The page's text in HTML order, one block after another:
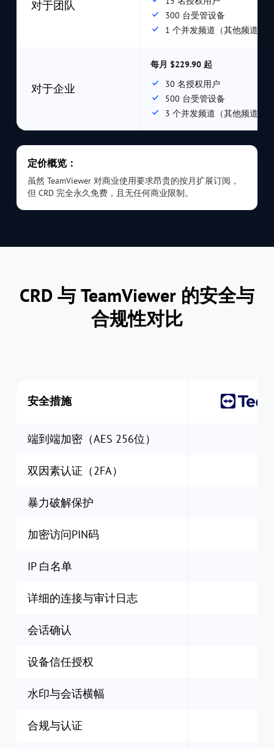
对于团队
300 台受管设备
1 个并发频道（其他频道可
对于企业
每月 $229.90 起
30 名授权用户
500 台受管设备
3 个并发频道（其他频道可
定价概览：
虽然 TeamViewer 对商业使用要求昂贵的按月扩展订阅，
但 CRD 完全永久免费，且无任何商业限制。
CRD 与 TeamViewer 的安全与
合规性对比
安全措施
端到端加密（AES 256位）
双因素认证（2FA）
暴力破解保护
加密访问PIN码
IP 白名单
详细的连接与审计日志
会话确认
设备信任授权
水印与会话横幅
合规与认证